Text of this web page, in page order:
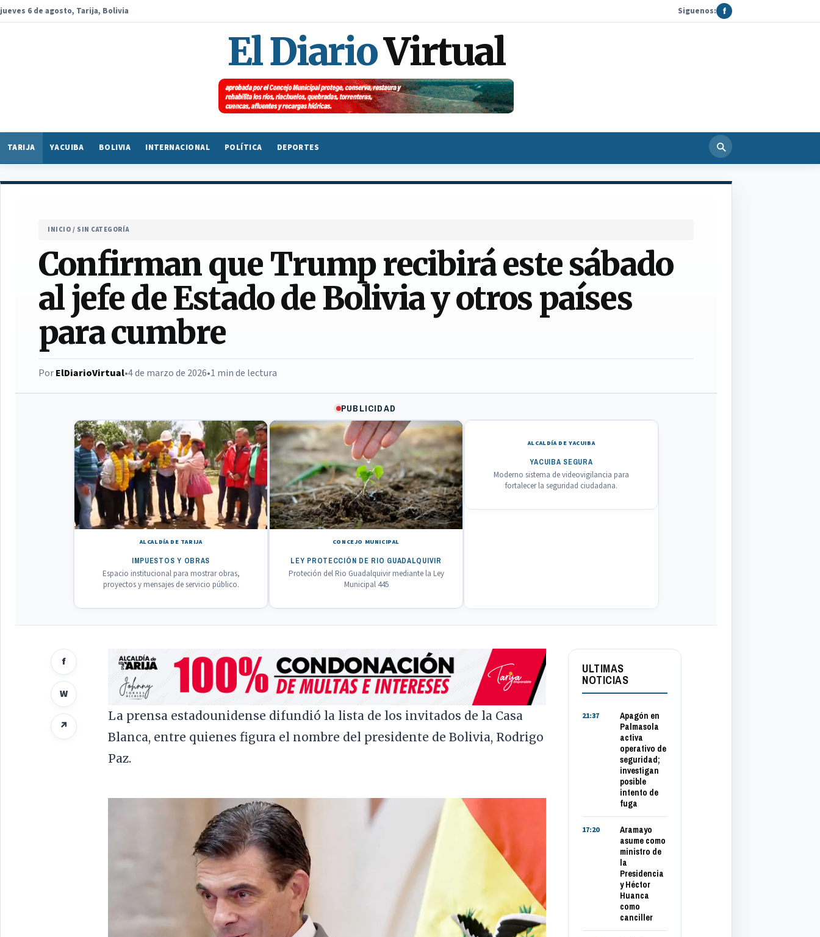
jueves 6 de agosto, Tarija, Bolivia Siguenos: f
El DiarioVirtual
TARIJA YACUIBA BOLIVIA INTERNACIONAL POLÍTICA DEPORTES
INICIO / SIN CATEGORÍA
Confirman que Trump recibirá este sábado
al jefe de Estado de Bolivia y otros países
para cumbre
PorElDiarioVirtual•4 de marzo de 2026•1 min de lectura
PUBLICIDAD
ALCALDÍA DE TARIJA
IMPUESTOS Y OBRAS
Espacio institucional para mostrar obras,
proyectos y mensajes de servicio público.
CONCEJO MUNICIPAL
LEY PROTECCIÓN DE RIO GUADALQUIVIR
Proteción del Rio Guadalquivir mediante la Ley
Municipal 445
ALCALDÍA DE YACUIBA
YACUIBA SEGURA
Moderno sistema de videovigilancia para
fortalecer la seguridad ciudadana.
f
W
↗
La prensa estadounidense difundió la lista de los invitados de la Casa
Blanca, entre quienes figura el nombre del presidente de Bolivia, Rodrigo
Paz.
ULTIMAS
NOTICIAS
21:37
Apagón en
Palmasola
activa
operativo de
seguridad;
investigan
posible
intento de
fuga
17:20
Aramayo
asume como
ministro de
la
Presidencia
y Héctor
Huanca
como
canciller